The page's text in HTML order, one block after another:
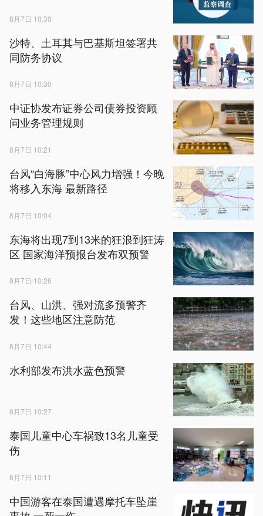
8月7日 10:30
沙特、土耳其与巴基斯坦签署共
同防务协议
8月7日 10:30
中证协发布证券公司债券投资顾
问业务管理规则
8月7日 10:21
台风“白海豚”中心风力增强！今晚
将移入东海 最新路径
8月7日 10:04
东海将出现7到13米的狂浪到狂涛
区 国家海洋预报台发布双预警
8月7日 10:26
台风、山洪、强对流多预警齐
发！这些地区注意防范
8月7日 10:44
水利部发布洪水蓝色预警
8月7日 10:27
泰国儿童中心车祸致13名儿童受
伤
8月7日 10:11
中国游客在泰国遭遇摩托车坠崖